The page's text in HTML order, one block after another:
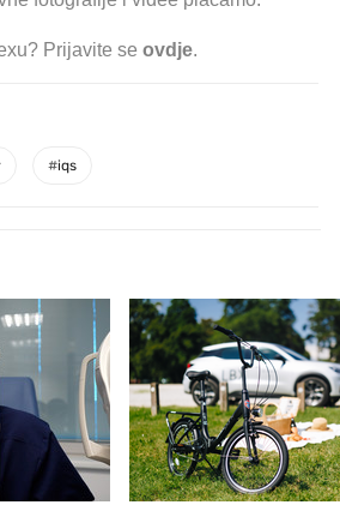
Prijavite se ovdje.
#iqs